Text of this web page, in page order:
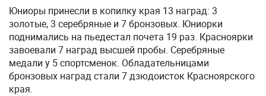
Юниоры принесли в копилку края 13 наград: 3
золотые, 3 серебряные и 7 бронзовых. Юниорки
поднимались на пьедестал почета 19 раз. Красноярки
завоевали 7 наград высшей пробы. Серебряные
медали у 5 спортсменок. Обладательницами
бронзовых наград стали 7 дзюдоисток Красноярского
края.